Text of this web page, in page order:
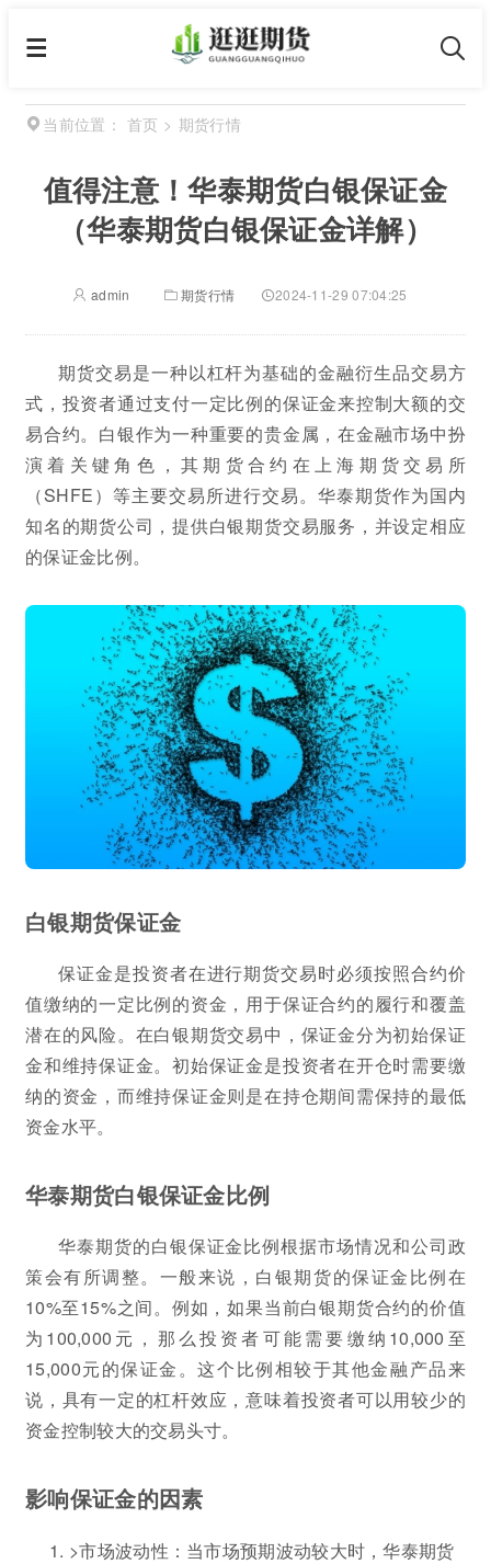
当前位置： 首页 > 期货行情
值得注意！华泰期货白银保证金
（华泰期货白银保证金详解）
admin 期货行情 2024-11-29 07:04:25
期货交易是一种以杠杆为基础的金融衍生品交易方
式，投资者通过支付一定比例的保证金来控制大额的交
易合约。白银作为一种重要的贵金属，在金融市场中扮
演着关键角色，其期货合约在上海期货交易所
（SHFE）等主要交易所进行交易。华泰期货作为国内
知名的期货公司，提供白银期货交易服务，并设定相应
的保证金比例。
白银期货保证金
保证金是投资者在进行期货交易时必须按照合约价
值缴纳的一定比例的资金，用于保证合约的履行和覆盖
潜在的风险。在白银期货交易中，保证金分为初始保证
金和维持保证金。初始保证金是投资者在开仓时需要缴
纳的资金，而维持保证金则是在持仓期间需保持的最低
资金水平。
华泰期货白银保证金比例
华泰期货的白银保证金比例根据市场情况和公司政
策会有所调整。一般来说，白银期货的保证金比例在
10%至15%之间。例如，如果当前白银期货合约的价值
为100,000元，那么投资者可能需要缴纳10,000至
15,000元的保证金。这个比例相较于其他金融产品来
说，具有一定的杠杆效应，意味着投资者可以用较少的
资金控制较大的交易头寸。
影响保证金的因素
>市场波动性：当市场预期波动较大时，华泰期货